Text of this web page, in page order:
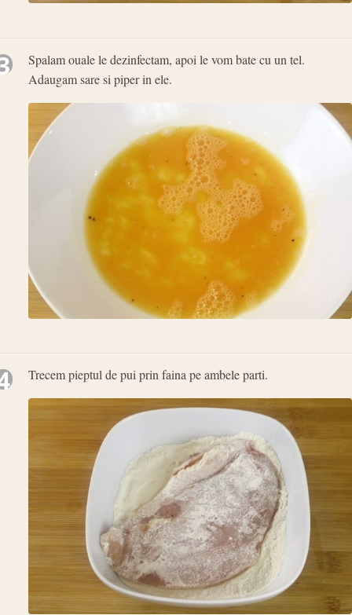
Spalam ouale le dezinfectam, apoi le vom bate cu un tel.
Adaugam sare si piper in ele.
Trecem pieptul de pui prin faina pe ambele parti.